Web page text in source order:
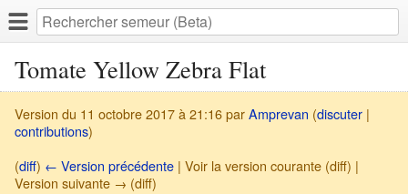
Tomate Yellow Zebra Flat
Version du 11 octobre 2017 à 21:16 parAmprevan (discuter |
contributions)
(diff) ← Version précédente | Voir la version courante (diff) |
Version suivante → (diff)